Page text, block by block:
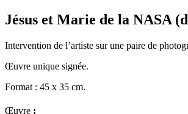
Jésus et Marie de la NASA
Intervention de l’artiste sur une paire de
Œuvre unique signée.
Format : 45 x 35 cm.
Œuvre :